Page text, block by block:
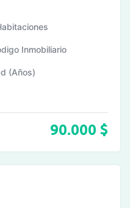
Inmobiliario
(Años)
90.000 $